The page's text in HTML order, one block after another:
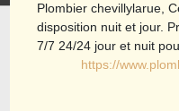
Plombier chevillylarue,
disposition nuit et jour.
7/7 24/24 jour et nuit
https://